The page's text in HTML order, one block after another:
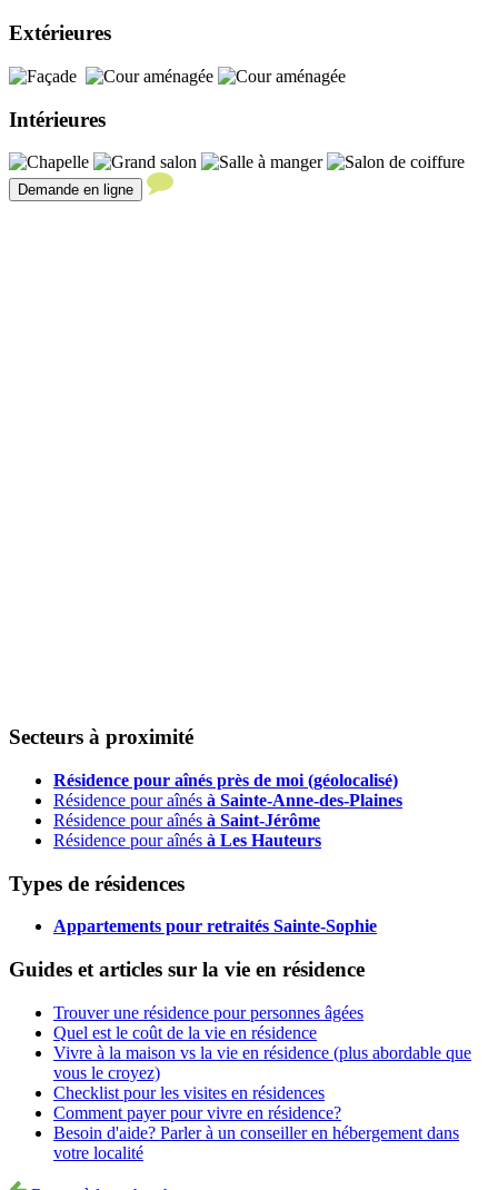
Extérieures
Intérieures
Demande en ligne
Secteurs à proximité
Résidence pour aînés près de moi (géolocalisé)
Résidence pour aînés à Sainte-Anne-des-Plaines
Résidence pour aînés à Saint-Jérôme
Résidence pour aînés à Les Hauteurs
Types de résidences
Appartements pour retraités Sainte-Sophie
Guides et articles sur la vie en résidence
Trouver une résidence pour personnes âgées
Quel est le coût de la vie en résidence
Vivre à la maison vs la vie en résidence (plus abordable que
vous le croyez)
Checklist pour les visites en résidences
Comment payer pour vivre en résidence?
Besoin d'aide? Parler à un conseiller en hébergement dans
votre localité